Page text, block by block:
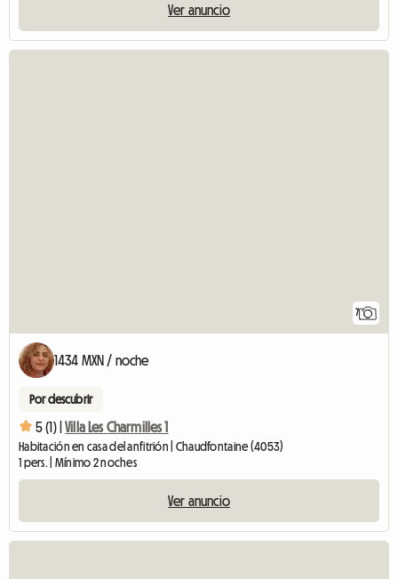
Ver anuncio
7
1434 MXN / noche
Por descubrir
5 (1) | Villa Les Charmilles 1
Habitación en casa del anfitrión | Chaudfontaine (4053)
1 pers. | Mínimo 2 noches
Ver anuncio